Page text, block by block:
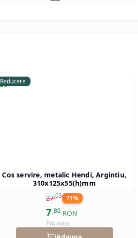
Reducere
Cos servire, metalic Hendi, Argintiu,
310x125x55(h)mm
27,03 71%
7,80 RON
TVA inclus